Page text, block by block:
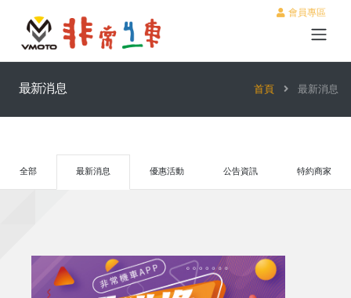
會員專區
最新消息 首頁 最新消息
全部 最新消息 優惠活動 公告資訊 特約商家